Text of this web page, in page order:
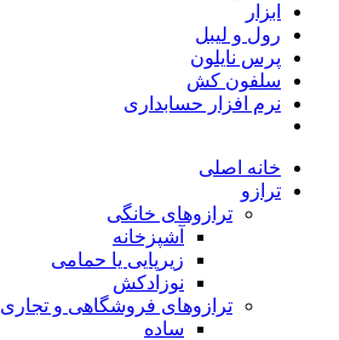
ابزار
رول و لیبل
پرس نایلون
سلفون کش
نرم افزار حسابداری
خانه اصلی
ترازو
ترازوهای خانگی
آشپزخانه
زیرپایی یا حمامی
نوزادکش
ترازوهای فروشگاهی و تجاری
ساده